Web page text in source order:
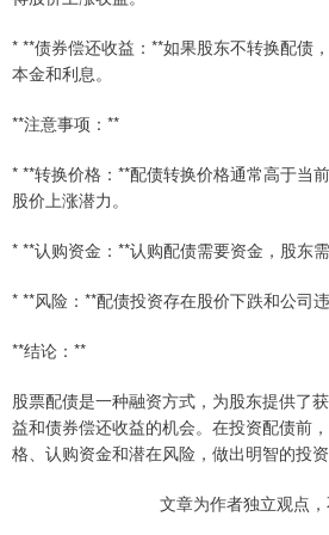
* **债券偿还收益：**如果股东不转换配债
本金和利息。
**注意事项：**
* **转换价格：**配债转换价格通常高于当
股价上涨潜力。
* **认购资金：**认购配债需要资金，股东
* **风险：**配债投资存在股价下跌和公司违
**结论：**
股票配债是一种融资方式，为股东提供了
益和债券偿还收益的机会。在投资配债前
格、认购资金和潜在风险，做出明智的投资
文章为作者独立观点